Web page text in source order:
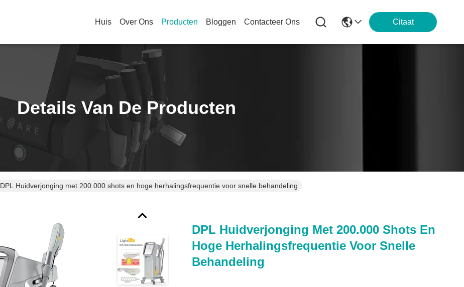
Huis Over Ons Producten Bloggen Contacteer Ons Citaat
Details Van De Producten
DPL Huidverjonging met 200.000 shots en hoge herhalingsfrequentie voor snelle behandeling
DPL Huidverjonging Met 200.000 Shots En
Hoge Herhalingsfrequentie Voor Snelle
Behandeling